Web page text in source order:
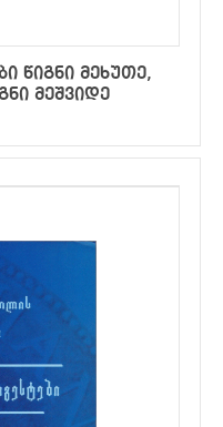
წიგნი მეხუთე,
მეშვიდე